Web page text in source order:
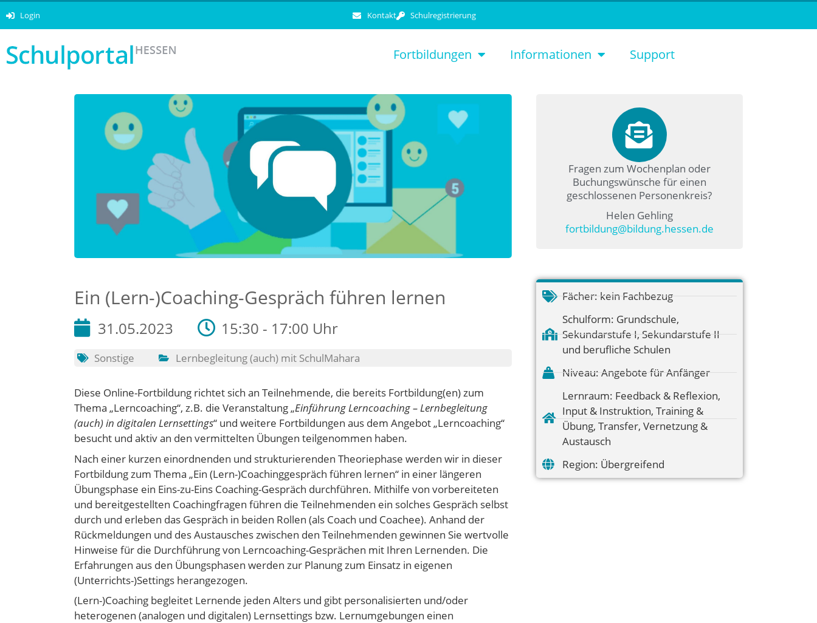
Login Kontakt Schulregistrierung
Fortbildungen Informationen Support
Ein (Lern-)Coaching-Gespräch führen lernen
31.05.2023 15:30 - 17:00 Uhr
Sonstige Lernbegleitung (auch) mit SchulMahara
Diese Online-Fortbildung richtet sich an Teilnehmende, die bereits Fortbildung(en) zum
Thema „Lerncoaching“, z.B. die Veranstaltung „Einführung Lerncoaching – Lernbegleitung
(auch) in digitalen Lernsettings“ und weitere Fortbildungen aus dem Angebot „Lerncoaching“
besucht und aktiv an den vermittelten Übungen teilgenommen haben.
Nach einer kurzen einordnenden und strukturierenden Theoriephase werden wir in dieser
Fortbildung zum Thema „Ein (Lern-)Coachinggespräch führen lernen“ in einer längeren
Übungsphase ein Eins-zu-Eins Coaching-Gespräch durchführen. Mithilfe von vorbereiteten
und bereitgestellten Coachingfragen führen die Teilnehmenden ein solches Gespräch selbst
durch und erleben das Gespräch in beiden Rollen (als Coach und Coachee). Anhand der
Rückmeldungen und des Austausches zwischen den Teilnehmenden gewinnen Sie wertvolle
Hinweise für die Durchführung von Lerncoaching-Gesprächen mit Ihren Lernenden. Die
Erfahrungen aus den Übungsphasen werden zur Planung zum Einsatz in eigenen
(Unterrichts-)Settings herangezogen.
(Lern-)Coaching begleitet Lernende jeden Alters und gibt personalisierten und/oder
heterogenen (analogen und digitalen) Lernsettings bzw. Lernumgebungen einen
Fragen zum Wochenplan oder
Buchungswünsche für einen
geschlossenen Personenkreis?
Helen Gehling
fortbildung@bildung.hessen.de
Fächer: kein Fachbezug
Schulform: Grundschule,
Sekundarstufe I, Sekundarstufe II
und berufliche Schulen
Niveau: Angebote für Anfänger
Lernraum: Feedback & Reflexion,
Input & Instruktion, Training &
Übung, Transfer, Vernetzung &
Austausch
Region: Übergreifend